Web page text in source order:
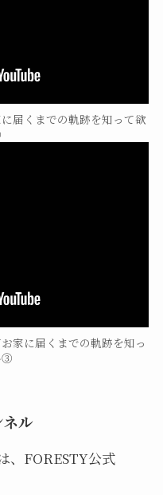
届くまでの軌跡を知って欲
家に届くまでの軌跡を知っ
③
ル
、FORESTY公式